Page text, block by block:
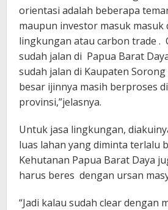
orientasi adalah beberapa
maupun investor masuk masuk
lingkungan atau carbon trade .
sudah jalan di Papua Barat
sudah jalan di Kaupaten Sorong
besar ijinnya masih berproses
provinsi,”jelasnya.
Untuk jasa lingkungan,
luas lahan yang diminta terlalu
Kehutanan Papua Barat Daya
harus beres dengan ursan
“Jadi kalau sudah clear dengan